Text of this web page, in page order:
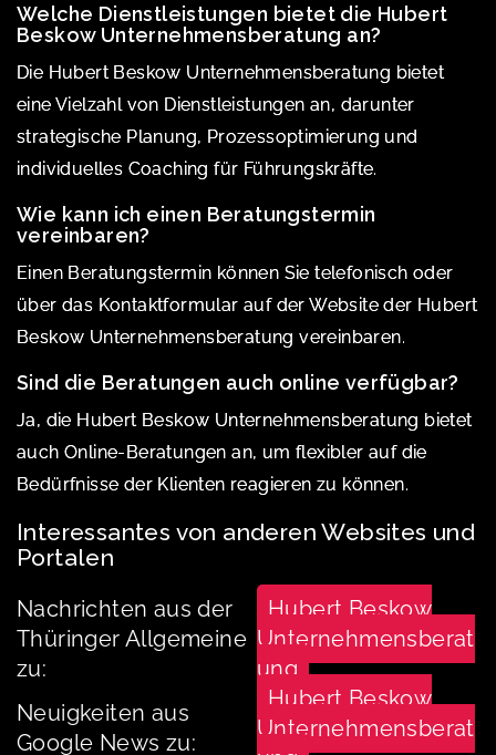
Welche Dienstleistungen bietet die Hubert
Beskow Unternehmensberatung an?
Die Hubert Beskow Unternehmensberatung bietet
eine Vielzahl von Dienstleistungen an, darunter
strategische Planung, Prozessoptimierung und
individuelles Coaching für Führungskräfte.
Wie kann ich einen Beratungstermin
vereinbaren?
Einen Beratungstermin können Sie telefonisch oder
über das Kontaktformular auf der Website der Hubert
Beskow Unternehmensberatung vereinbaren.
Sind die Beratungen auch online verfügbar?
Ja, die Hubert Beskow Unternehmensberatung bietet
auch Online-Beratungen an, um flexibler auf die
Bedürfnisse der Klienten reagieren zu können.
Interessantes von anderen Websites und
Portalen
Nachrichten aus der
Thüringer Allgemeine
zu:
Hubert Beskow
Unternehmensberat
ung
Neuigkeiten aus
Google News zu:
Hubert Beskow
Unternehmensberat